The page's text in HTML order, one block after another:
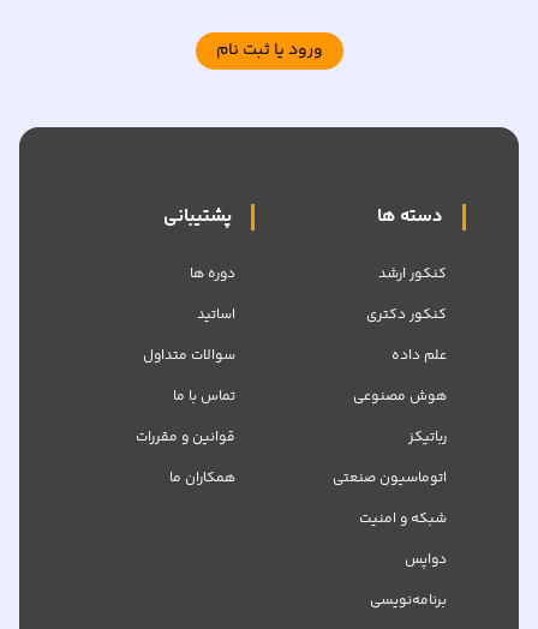
ورود یا ثبت نام
دسته ها
کنکور ارشد
کنکور دکتری
علم داده
هوش مصنوعی
رباتیکز
اتوماسیون صنعتی
شبکه‌ و امنیت
دواپس
برنامه‌نویسی
پشتیبانی
دوره ها
اساتید
سوالات متداول
تماس با ما
قوانین و مقررات
همکاران ما